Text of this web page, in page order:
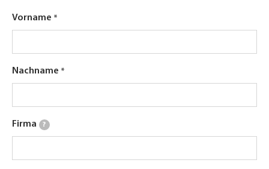
Vorname
Nachname
Firma ?